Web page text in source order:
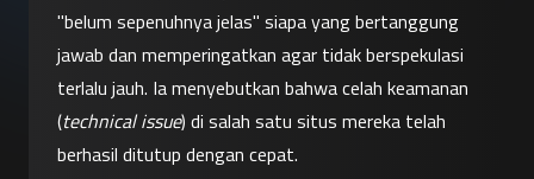
"belum sepenuhnya jelas" siapa yang bertanggung
jawab dan memperingatkan agar tidak berspekulasi
terlalu jauh. Ia menyebutkan bahwa celah keamanan
(technical issue) di salah satu situs mereka telah
berhasil ditutup dengan cepat.